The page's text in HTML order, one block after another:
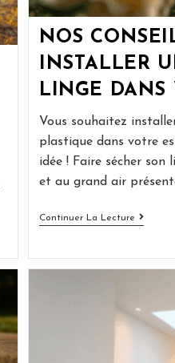
NOS
INSTALLER
LINGE DANS
Vous souhaitez
plastique dans votre
idée ! Faire sécher son
et au grand air
Continuer La LectureNos
Une
Linge
Dans
Votre